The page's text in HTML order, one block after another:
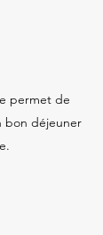
permet de
bon déjeuner